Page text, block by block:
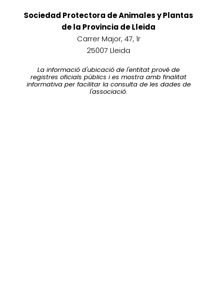
Sociedad Protectora de Animales y Plantas
de la Provincia de Lleida
Carrer Major, 47, 1r
25007 Lleida
La informació d'ubicació de l'entitat prové de
registres oficials públics i es mostra amb finalitat
informativa per facilitar la consulta de les dades de
l'associació.